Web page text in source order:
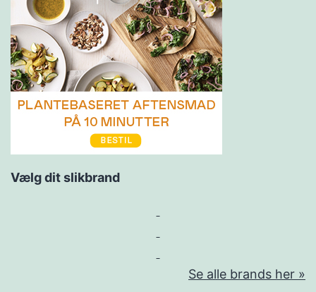
Vælg dit slikbrand
Se alle brands her »